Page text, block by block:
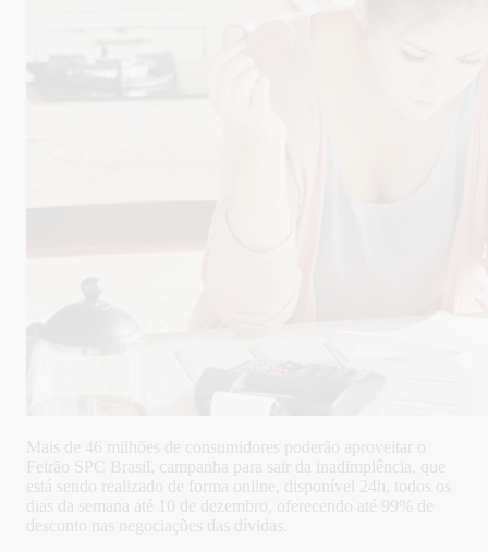
Mais de 46 milhões de consumidores poderão aproveitar o
Feirão SPC Brasil, campanha para sair da inadimplência, que
está sendo realizado de forma online, disponível 24h, todos os
dias da semana até 10 de dezembro, oferecendo até 99% de
desconto nas negociações das dívidas.